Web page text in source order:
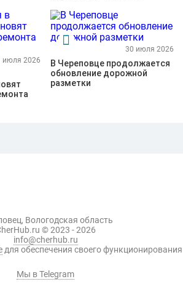
июля 2026
30 июля 2026
В Череповце продолжается
обновление дорожной
разметки
Вологодская область
© 2023 - 2026
info@cherhub.ru
для обеспечения своего функционирования
Мы в Telegram